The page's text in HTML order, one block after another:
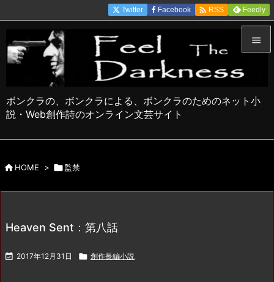
ボンクラの、ボンクラによる、ボンクラのためのネット小
説・Web創作詩のオンライン文芸サイト



Twitter Facebook  RSS Feedly
HOME > 監禁
Heaven Sent：第八話
 2017年12月31日  創作長編小説